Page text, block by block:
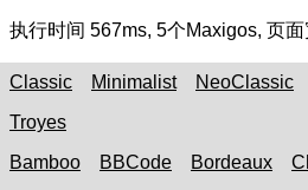
执行时间 567ms, 5个Maxigos, 页
Classic Minimalist NeoClassic
Troyes
Bamboo
BBCode Bordeaux